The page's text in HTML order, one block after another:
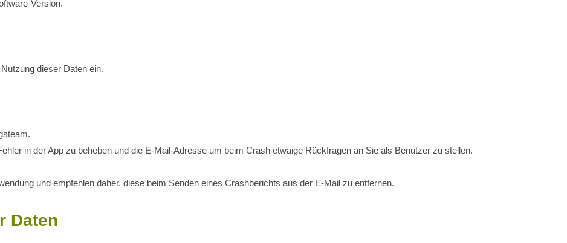
Version.
dieser Daten ein.
in der App zu beheben und die E-Mail-Adresse um beim Crash etwaige Rückfragen an Sie als Benutzer zu stellen.
und empfehlen daher, diese beim Senden eines Crashberichts aus der E-Mail zu entfernen.
Daten